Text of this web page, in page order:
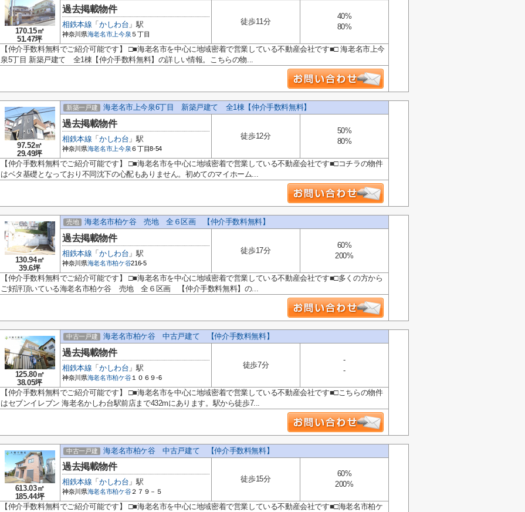
170.15㎡
51.47坪
過去掲載物件
相鉄本線 「かしわ台 」駅
神奈川県海老名市上今泉 ５丁目
徒歩11分
40%
80%
【仲介手数料無料でご紹介可能です】 □■海老名市を中心に地域密着で営業している不動産会社です■□ 海老名市上今
泉5丁目 新築戸建て 全1棟【仲介手数料無料】の詳しい情報。こちらの物...
97.52㎡
29.49坪
新築一戸建 海老名市上今泉6丁目 新築戸建て 全1棟【仲介手数料無料】
過去掲載物件
相鉄本線 「かしわ台 」駅
神奈川県海老名市上今泉６丁目8-54
徒歩12分
50%
80%
【仲介手数料無料でご紹介可能です】 □■海老名市を中心に地域密着で営業している不動産会社です■□コチラの物件
はベタ基礎となっており不同沈下の心配もありません。初めてのマイホーム...
130.94㎡
39.6坪
売地 海老名市柏ケ谷 売地 全６区画 【仲介手数料無料】
過去掲載物件
相鉄本線 「かしわ台 」駅
神奈川県海老名市柏ケ谷216-5
徒歩17分
60%
200%
【仲介手数料無料でご紹介可能です】 □■海老名市を中心に地域密着で営業している不動産会社です■□多くの方から
ご好評頂いている海老名市柏ケ谷 売地 全６区画 【仲介手数料無料】の...
125.80㎡
38.05坪
中古一戸建 海老名市柏ケ谷 中古戸建て 【仲介手数料無料】
過去掲載物件
相鉄本線 「かしわ台 」駅
神奈川県海老名市柏ケ谷１０６９-6
徒歩7分
-
-
【仲介手数料無料でご紹介可能です】 □■海老名市を中心に地域密着で営業している不動産会社です■□こちらの物件
はセブンイレブン 海老名かしわ台駅前店まで432mにあります。駅から徒歩7...
613.03㎡
185.44坪
中古一戸建 海老名市柏ケ谷 中古戸建て 【仲介手数料無料】
過去掲載物件
相鉄本線 「かしわ台 」駅
神奈川県海老名市柏ケ谷２７９－５
徒歩15分
60%
200%
【仲介手数料無料でご紹介可能です】 □■海老名市を中心に地域密着で営業している不動産会社です■□海老名市柏ケ